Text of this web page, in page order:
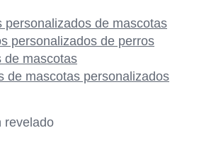
personalizados de mascotas
personalizados de perros
de mascotas
de mascotas personalizados
revelado